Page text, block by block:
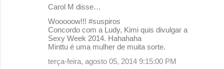
Carol M disse…
Wooooow!!! #suspiros
Concordo com a Ludy, Kimi quis divulgar a
Sexy Week 2014. Hahahaha
Minttu é uma mulher de muita sorte.
terça-feira, agosto 05, 2014 9:15:00 PM